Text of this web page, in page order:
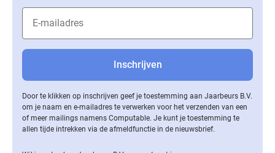
Door te klikken op inschrijven geef je toestemming aan Jaarbeurs B.V.
om je naam en e-mailadres te verwerken voor het verzenden van een
of meer mailings namens Computable. Je kunt je toestemming te
allen tijde intrekken via de af­meld­func­tie in de nieuwsbrief.